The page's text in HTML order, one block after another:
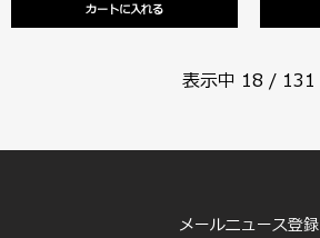
カートに入れる
表示中 18 / 131
メールニュース登録